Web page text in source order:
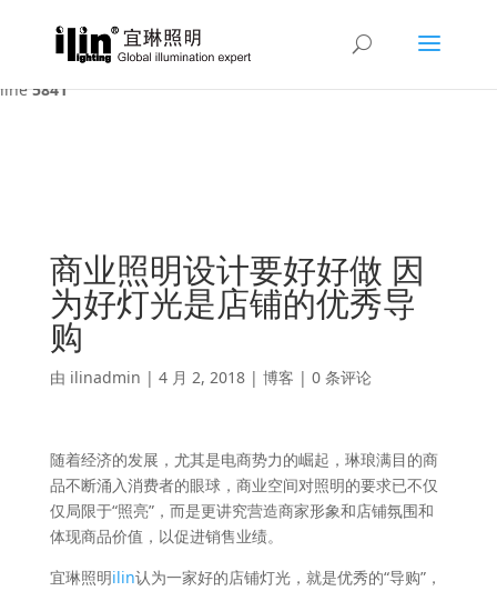
Warning : A non-numeric value encountered in
/var/www/html/ilin/wp-content/themes/Divi/functions.php
line5841
商业照明设计要好好做 因
为好灯光是店铺的优秀导
购
由 ilinadmin | 4 月 2, 2018| 博客 | 0 条评论
随着经济的发展，尤其是电商势力的崛起，琳琅满目的商
品不断涌入消费者的眼球，商业空间对照明的要求已不仅
仅局限于“照亮”，而是更讲究营造商家形象和店铺氛围和
体现商品价值，以促进销售业绩。
宜琳照明ilin认为一家好的店铺灯光，就是优秀的“导购”，